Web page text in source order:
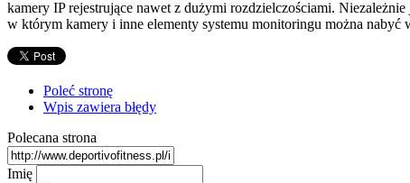
kamery IP rejestrujące nawet z dużymi rozdzielczościami.
w którym kamery i inne elementy systemu monitoringu można
Poleć stronę
Wpis zawiera błędy
Polecana strona
Imię